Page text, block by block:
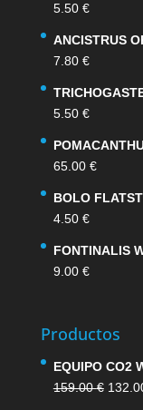
5.50 €
ANCISTRUS
7.80 €
5.50 €
65.00 €
BOLO
4.50 €
FONTINALIS
9.00 €
Productos
EQUIPO CO2
159.00€ El